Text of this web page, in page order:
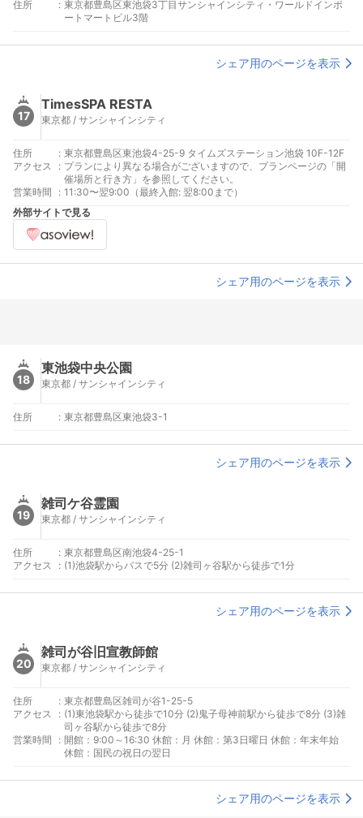
住所 : 東京都豊島区東池袋3丁目サンシャインシティ・ワールドインポ
ートマートビル3階
シェア用のページを表示
17
TimesSPA RESTA
東京都 / サンシャインシティ
住所 : 東京都豊島区東池袋4-25-9 タイムズステーション池袋 10F-12F
アクセス
: プランにより異なる場合がございますので、プランページの「開
催場所と行き方」を参照してください。
営業時間
: 11:30〜翌9:00（最終入館: 翌8:00まで）
外部サイトで見る
シェア用のページを表示
18
東池袋中央公園
東京都 / サンシャインシティ
住所 : 東京都豊島区東池袋3-1
シェア用のページを表示
19
雑司ケ谷霊園
東京都 / サンシャインシティ
住所 : 東京都豊島区南池袋4-25-1
アクセス
: (1)池袋駅からバスで5分 (2)雑司ヶ谷駅から徒歩で1分
シェア用のページを表示
20
雑司が谷旧宣教師館
東京都 / サンシャインシティ
住所 : 東京都豊島区雑司が谷1-25-5
アクセス
: (1)東池袋駅から徒歩で10分 (2)鬼子母神前駅から徒歩で8分 (3)雑
司ヶ谷駅から徒歩で8分
営業時間
: 開館：9:00～16:30 休館：月 休館：第3日曜日 休館：年末年始
休館：国民の祝日の翌日
シェア用のページを表示